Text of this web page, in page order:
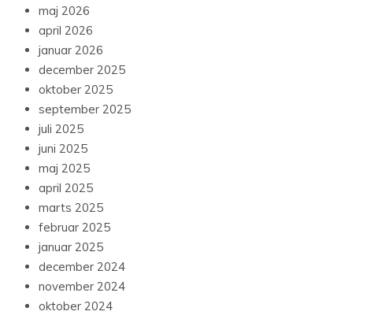
maj 2026
april 2026
januar 2026
december 2025
oktober 2025
september 2025
juli 2025
juni 2025
maj 2025
april 2025
marts 2025
februar 2025
januar 2025
december 2024
november 2024
oktober 2024